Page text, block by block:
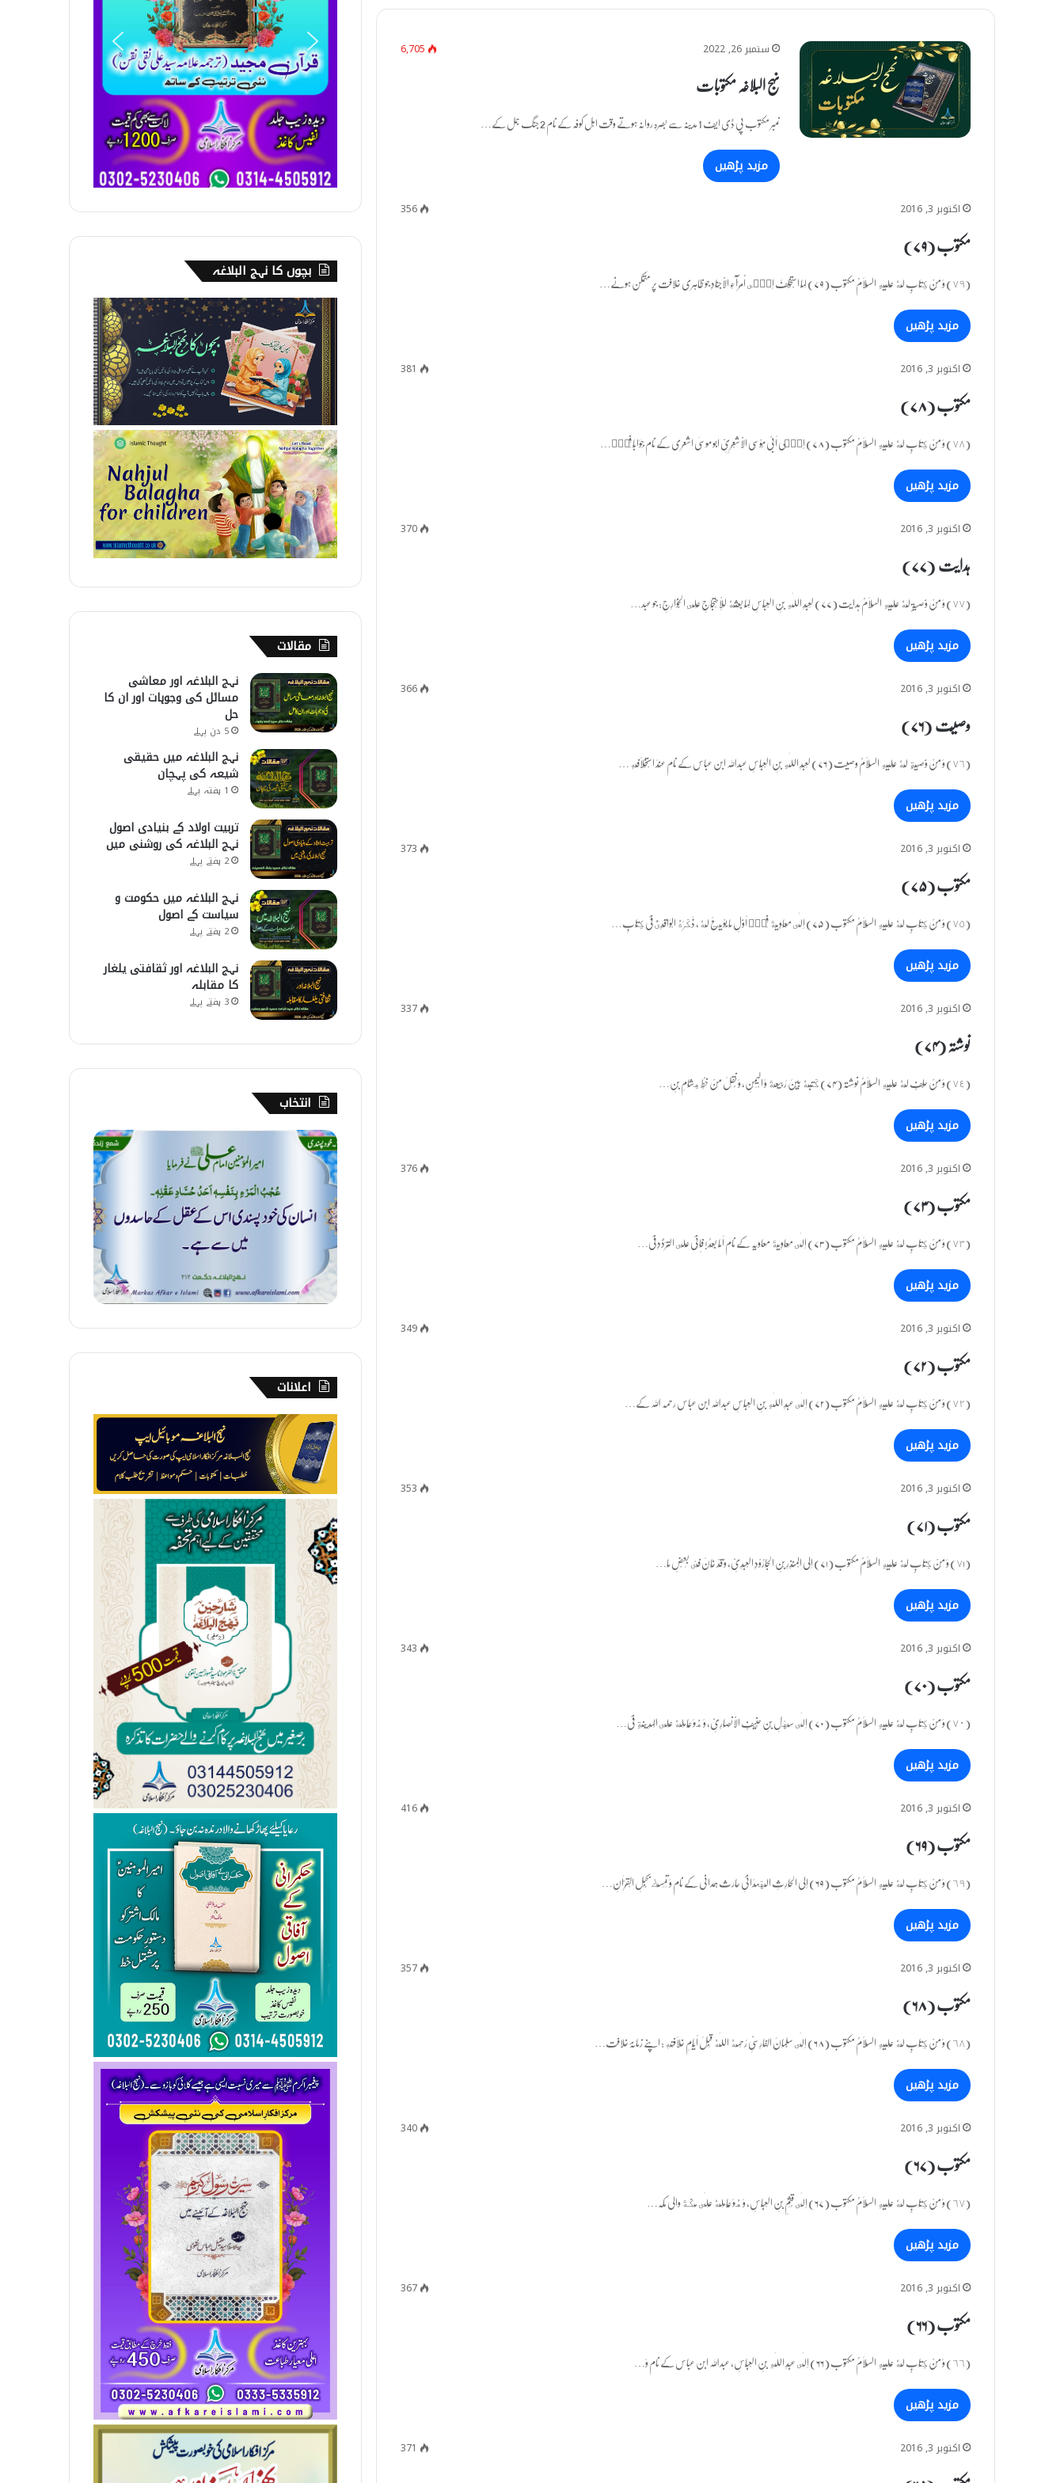
ستمبر 26, 2022 6,705
نہج البلاغہ مکتوبات
نمبر مکتوب پی ڈی ایف 1 مدینہ سے بصرہ روانہ ہوتے وقت اہل کوفہ کے نام 2 جنگ جمل کے…
مزید پڑھیں
اکتوبر 3, 2016 356
مکتوب (۷۹)
(٧٩) وَ مِنْ كِتَابٍ لَّهٗ عَلَیْهِ السَّلَامُ مکتوب (۷۹) لَمَّا اسْتُخْلِفَ اِلٰۤى اُمَرَآءِ الْاَجْنَادِ جو ظاہری خلافت پر متمکن ہونے…
مزید پڑھیں
اکتوبر 3, 2016 381
مکتوب (۷۸)
(٧٨) وَ مِنْ كِتَابٍ لَّهٗ عَلَیْهِ السَّلَامُ مکتوب (۷۸) اِلٰۤی اَبِیْ مُوْسَی الْاَشْعَرِیِّ ابو موسیٰ اشعری کے نام جَوَابًا فِیْۤ…
مزید پڑھیں
اکتوبر 3, 2016 370
ہدایت (۷۷)
(٧٧) وَ مِنْ وَّصِیَّۃٍ لَّهٗ عَلَیْهِ السَّلَامُ ہدایت (۷۷) لِعَبْدِ اللّٰهِ بْنِ الْعَبَّاسِ لَمَّا بَعَثَهٗ لِلْاِحْتِجَاجِ عَلَى الْخَوَارِجِ: جو عبد…
مزید پڑھیں
اکتوبر 3, 2016 366
وصیّت (۷۶)
(٧٦) وَ مِنْ وَّصِیَّةٍ لَّهٗ عَلَیْهِ السَّلَامُ وصیت (۷۶) لِعَبْدِ اللّٰهِ بْنِ الْعَبَّاسِ عبداللہ ابن عباس کے نام عِنْدَ اسْتِخْلَافِهٖ…
مزید پڑھیں
اکتوبر 3, 2016 373
مکتوب (۷۵)
(٧٥) وَ مِنْ كِتَابٍ لَّهٗ عَلَیْهِ السَّلَامُ مکتوب (۷۵) اِلٰى مُعَاوِیَةَ فِیْۤ اَوَّلِ مَا بُوْیِـعَ لَهٗ، ذَكَرَهُ الْوَاقِدِىُّ فِیْ كِتَابِ…
مزید پڑھیں
اکتوبر 3, 2016 337
نوشتہ (۷۴)
(٧٤) وَ مِنْ حِلْفٍ لَّهٗ عَلَیْهِ السَّلَامُ نوشتہ (۷۴) كَتَبَهٗ بَیْنَ رَبِیْعَةَ وَ الْیَمَنِ، وَ نُقِلَ مِنْ خَطِّ هِشَامِ بْنِ…
مزید پڑھیں
اکتوبر 3, 2016 376
مکتوب (۷۳)
(٧٣) وَ مِنْ كِتَابٍ لَّهٗ عَلَیْهِ السَّلَامُ مکتوب (۷۳) اِلٰى مُعَاوِیَةَ معاویہ کے نام اَمَّا بَعْدُ! فَاِنِّیْ عَلَى التَّرَدُّدِ فِیْ…
مزید پڑھیں
اکتوبر 3, 2016 349
مکتوب (۷۲)
(٧٢) وَ مِنْ كِتَابٍ لَّهٗ عَلَیْهِ السَّلَامُ مکتوب (۷۲) اِلٰى عَبْدِ اللّٰهِ بْنِ الْعَبَّاسِ عبداللہ ابن عباس رحمہ اللہ کے…
مزید پڑھیں
اکتوبر 3, 2016 353
مکتوب (۷۱)
(٧۱) وَ مِنْ كِتَابٍ لَّهٗ عَلَیْهِ السَّلَامُ مکتوب (۷۱) اِلَی الْمُنْذِرِ بْنِ الْجَارُوْدِ الْعَبْدِیِّ، وَ قَدْ خَانَ فِىْ بَعْضِ مَا…
مزید پڑھیں
اکتوبر 3, 2016 343
مکتوب (۷۰)
(٧٠) وَ مِنْ كِتَابٍ لَّهٗ عَلَیْهِ السَّلَامُ مکتوب (۷۰) اِلٰى سَهْلِ بْنِ حُنَیْفٍ الْاَنْصَارِیِّ، وَ هُوَ عَامِلُهٗ عَلَى الْمَدِیْنَةِ فِیْ…
مزید پڑھیں
اکتوبر 3, 2016 416
مکتوب (۶۹)
(٦٩) وَ مِنْ كِتَابٍ لَّهٗ عَلَیْهِ السَّلَامُ مکتوب (۶۹) اِلَی الْحَارِثِ الْهَمْدَانِیِّ حارث ہمدانی کے نام وَ تَمَسَّكْ بِحَبْلِ الْقُرْاٰنِ…
مزید پڑھیں
اکتوبر 3, 2016 357
مکتوب (۶۸)
(٦٨) وَ مِنْ كِتَابٍ لَّهٗ عَلَیْهِ السَّلَامُ مکتوب (۶۸) اِلٰى سَلْمَانَ الْفَارِسِیِّ رَحِمَهُ اللّٰهُ قَبْلَ اَیَّامِ خِلَافَتِهٖ: اپنے زمانۂ خلافت…
مزید پڑھیں
اکتوبر 3, 2016 340
مکتوب (۶۷)
(٦٧) وَ مِنْ كِتَابٍ لَهٗ عَلَیْهِ السَّلَامُ مکتوب (۶۷) اِلٰى قُثَمِ بْنِ الْعَبَّاسِ، وَ هُوَ عَامِلُهٗ عَلٰى مَكَّةَ والی مکہ…
مزید پڑھیں
اکتوبر 3, 2016 367
مکتوب (۶۶)
(٦٦) وَ مِنْ كِتَابٍ لَّهٗ عَلَیْهِ السَّلَامُ مکتوب (۶۶) اِلٰى عَبْدِ اللّٰهِ بْنِ الْعَبَّاسِ، عبداللہ ابن عباس کے نام وَ…
مزید پڑھیں
اکتوبر 3, 2016 371
بچوں کا نہج البلاغہ
مقالات
نہج البلاغہ اور معاشی
مسائل کی وجوہات اور ان کا
حل
5 دن پہلے
نہج البلاغہ میں حقیقی
شیعہ کی پہچان
1 ہفتہ پہلے
تربیت اولاد کے بنیادی اصول
نہج البلاغہ کی روشنی میں
2 ہفتے پہلے
نہج البلاغہ میں حکومت و
سیاست کے اصول
2 ہفتے پہلے
نہج البلاغہ اور ثقافتی یلغار
کا مقابلہ
3 ہفتے پہلے
انتخاب
2
7
7
۔
خ
و
د
پ
س
ن
د
اعلانات